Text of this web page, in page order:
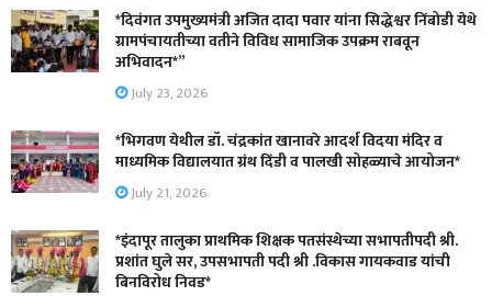
*दिवंगत उपमुख्यमंत्री अजित दादा पवार यांना सिद्धेश्वर निंबोडी येथे
ग्रामपंचायतीच्या वतीने विविध सामाजिक उपक्रम राबवून
अभिवादन*”
July 23, 2026
*भिगवण येथील डॉ. चंद्रकांत खानावरे आदर्श विदया मंदिर व
माध्यमिक विद्यालयात ग्रंथ दिंडी व पालखी सोहळ्याचे आयोजन*
July 21, 2026
*इंदापूर तालुका प्राथमिक शिक्षक पतसंस्थेच्या सभापतीपदी श्री.
प्रशांत घुले सर, उपसभापती पदी श्री .विकास गायकवाड यांची
बिनविरोध निवड*